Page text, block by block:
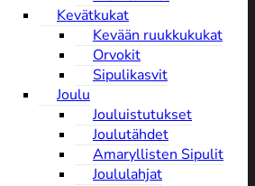
Kevätkukat
Kevään ruukkukukat
Orvokit
Sipulikasvit
Joulu
Jouluistutukset
Joulutähdet
Amaryllisten Sipulit
Joululahjat